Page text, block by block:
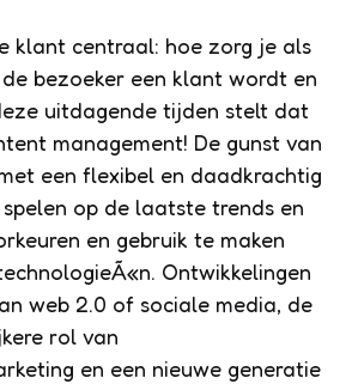
klant centraal: hoe zorg je als
bezoeker een klant wordt en
uitdagende tijden stelt dat
management! De gunst van
een flexibel en daadkrachtig
op de laatste trends en
en gebruik te maken
Ontwikkelingen
web 2.0 of sociale media, de
rol van
en een nieuwe generatie